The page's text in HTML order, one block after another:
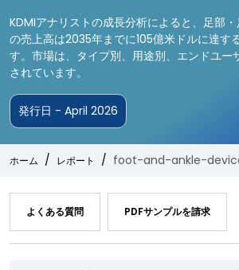
KDMIアナリストの成長分析によると、足部
の売上高は2035年までに105億米ドルに達す
す。市場は、タイプ別、用途別、エンドユー
されています。
発行日 - April 2026
ホーム レポート foot-and-ankle-
よくある質問 PDFサンプルを請求